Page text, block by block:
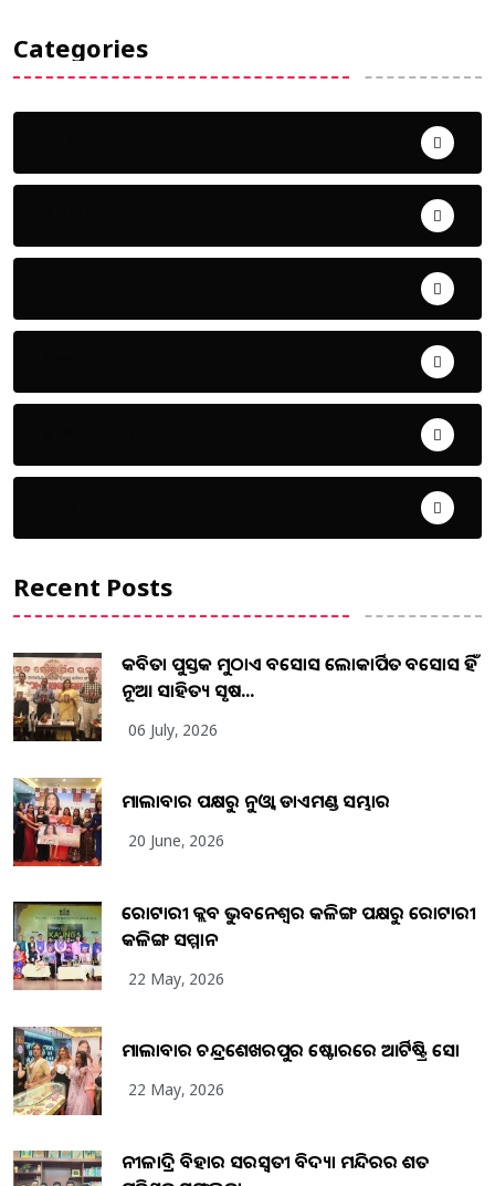
Categories
Recent Posts
କବିତା ପୁସ୍ତକ ମୁଠାଏ ଅବସୋସ ଲୋକାର୍ପିତ ଅବସୋସ ହିଁ
ନୂଆ ସାହିତ୍ୟ ସୃଷ...
06 July, 2026
ମାଲାବାର ପକ୍ଷରୁ ନୁଓ୍ବା ଡାଏମଣ୍ଡ ସମ୍ଭାର
20 June, 2026
ରୋଟାରୀ କ୍ଲବ ଭୁବନେଶ୍ୱର କଳିଙ୍ଗ ପକ୍ଷରୁ ରୋଟାରୀ
କଳିଙ୍ଗ ସମ୍ମାନ
22 May, 2026
ମାଲାବାର ଚନ୍ଦ୍ରଶେଖରପୁର ଷ୍ଟୋରରେ ଆର୍ଟିଷ୍ଟ୍ରି ସୋ
22 May, 2026
ନୀଳାଦ୍ରି ବିହାର ସରସ୍ୱତୀ ବିଦ୍ୟା ମନ୍ଦିରର ଶତ